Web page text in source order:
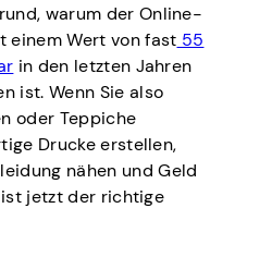
warum der Online-
einem Wert von fast 55
in den letzten Jahren
ist. Wenn Sie also
oder Teppiche
Drucke erstellen,
nähen und Geld
jetzt der richtige